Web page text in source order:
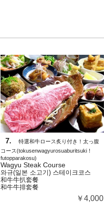
7.
特選和牛ロース炙り付き！太っ腹
コース(tokusenwagyurosuaburitsuki！
futopparakosu)
Wagyu Steak Course
와규(일본 소고기) 스테이크코스
和牛牛扒套餐
和牛牛排套餐
￥4,000